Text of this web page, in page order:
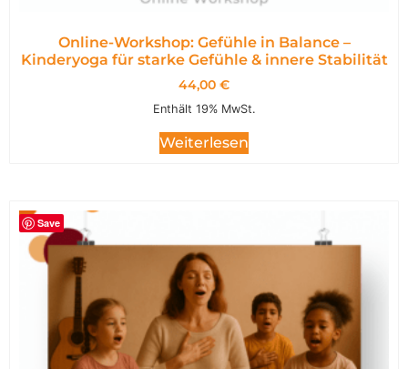
Online-Workshop: Gefühle in Balance –
Kinderyoga für starke Gefühle & innere Stabilität
44,00 €
Enthält 19% MwSt.
Weiterlesen
Save